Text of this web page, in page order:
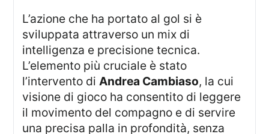
L’azione che ha portato al gol si è
sviluppata attraverso un mix di
intelligenza e precisione tecnica.
L’elemento più cruciale è stato
l’intervento di Andrea Cambiaso, la cui
visione di gioco ha consentito di leggere
il movimento del compagno e di servire
una precisa palla in profondità, senza